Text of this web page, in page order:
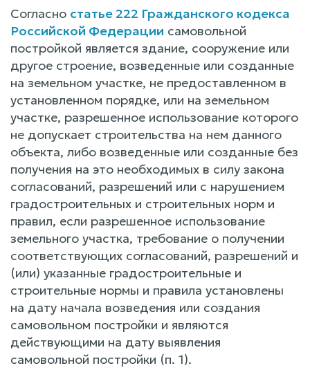
Согласно статье 222 Гражданского кодекса
Российской Федерации самовольной
постройкой является здание, сооружение или
другое строение, возведенные или созданные
на земельном участке, не предоставленном в
установленном порядке, или на земельном
участке, разрешенное использование которого
не допускает строительства на нем данного
объекта, либо возведенные или созданные без
получения на это необходимых в силу закона
согласований, разрешений или с нарушением
градостроительных и строительных норм и
правил, если разрешенное использование
земельного участка, требование о получении
соответствующих согласований, разрешений и
(или) указанные градостроительные и
строительные нормы и правила установлены
на дату начала возведения или создания
самовольном постройки и являются
действующими на дату выявления
самовольной постройки (п. 1).